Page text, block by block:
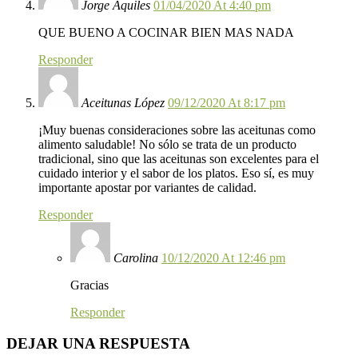
Jorge Aquiles 01/04/2020 At 4:40 pm
QUE BUENO A COCINAR BIEN MAS NADA
Responder
Aceitunas López 09/12/2020 At 8:17 pm
¡Muy buenas consideraciones sobre las aceitunas como
alimento saludable! No sólo se trata de un producto
tradicional, sino que las aceitunas son excelentes para el
cuidado interior y el sabor de los platos. Eso sí, es muy
importante apostar por variantes de calidad.
Responder
Carolina 10/12/2020 At 12:46 pm
Gracias
Responder
DEJAR UNA RESPUESTA